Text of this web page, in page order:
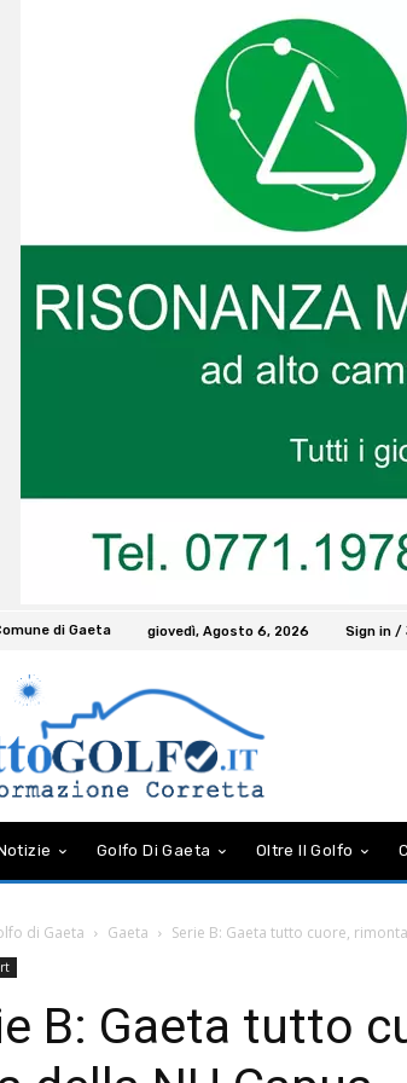
di Gaeta giovedì, Agosto 6, 2026 Sign in /
Golfo Di Gaeta Oltre Il Golfo
di Gaeta Gaeta Serie B: Gaeta tutto cuore,
B: Gaeta tutto